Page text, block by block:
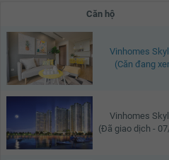
Căn hộ
Vinhomes
(Căn đang
Vinhomes
(Đã giao dịch -